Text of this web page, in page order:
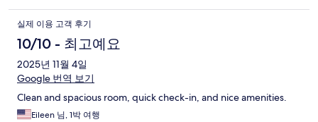
실제 이용 고객 후기
10/10 - 최고예요
2025년 11월 4일
Google 번역 보기
Clean and spacious room, quick check-in, and nice amenities.
Eileen 님, 1박 여행